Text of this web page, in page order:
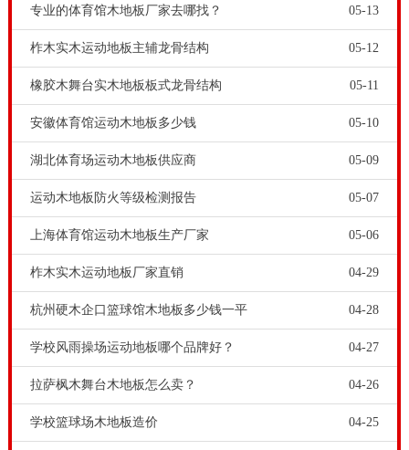
专业的体育馆木地板厂家去哪找？ 05-13
柞木实木运动地板主辅龙骨结构 05-12
橡胶木舞台实木地板板式龙骨结构 05-11
安徽体育馆运动木地板多少钱 05-10
湖北体育场运动木地板供应商 05-09
运动木地板防火等级检测报告 05-07
上海体育馆运动木地板生产厂家 05-06
柞木实木运动地板厂家直销 04-29
杭州硬木企口篮球馆木地板多少钱一平 04-28
学校风雨操场运动地板哪个品牌好？ 04-27
拉萨枫木舞台木地板怎么卖？ 04-26
学校篮球场木地板造价 04-25